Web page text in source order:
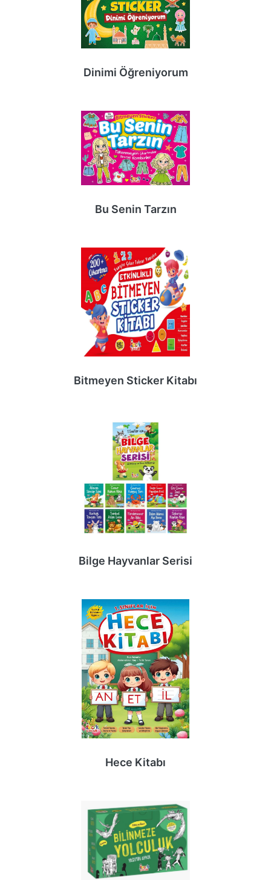
Dinimi Öğreniyorum
Bu Senin Tarzın
Bitmeyen Sticker Kitabı
Bilge Hayvanlar Serisi
Hece Kitabı